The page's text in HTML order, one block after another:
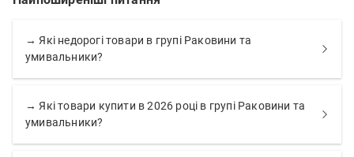
→ Які недорогі товари в групі Раковини та
умивальники?
→ Які товари купити в 2026 році в групі Раковини та
умивальники?